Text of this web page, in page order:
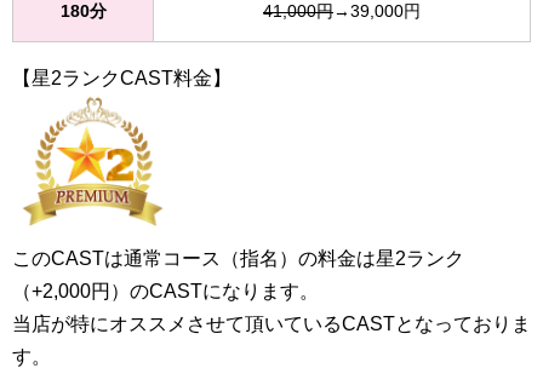
180分 41,000円→39,000円
【星2ランクCAST料金】
このCASTは通常コース（指名）の料金は星2ランク
（+2,000円）のCASTになります。
当店が特にオススメさせて頂いているCASTとなっておりま
す。